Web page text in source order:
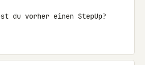
du vorher einen StepUp?